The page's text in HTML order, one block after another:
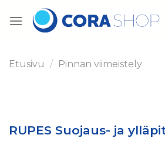
Etusivu / Pinnan viimeistely
RUPES Suojaus- ja